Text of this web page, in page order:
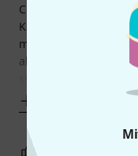
Clarion kam leider mit
Kapsel an...Musste
möglich damit zu
also etwas mehr
sehr ausgewogen,